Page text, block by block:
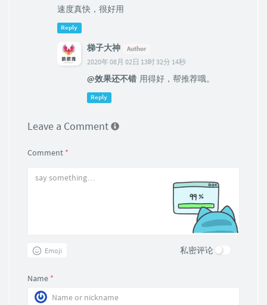
速度真快，很好用
Reply
梯子大神 Author
2020年 08月 02日 13时 32分 14秒
@效果还不错 用得好，帮推荐哦。
Reply
Leave a Comment
Comment *
Emoji 私密评论
Name *